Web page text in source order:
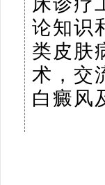
论知识
类皮肤
术，交
白癜风